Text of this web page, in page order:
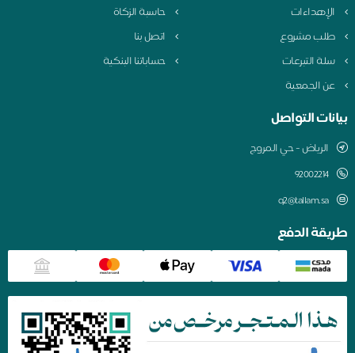
الإهداءات
حاسبة الزكاة
طلب مشروع
اتصل بنا
سلة التبرعات
حساباتنا البنكية
عن الجمعية
بيانات التواصل
الرياض - حي المروج
⁦92002214
q2@tallam.sa
طريقة الدفع